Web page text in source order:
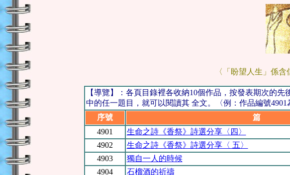
〈「盼望人生」係
【導覽】：各頁目錄裡各收納10個作品，按發表期次的
中的任一題目，就可以閱讀其 全文。〈例：作品編號4901
序號
篇
4901
生命之詩《香祭》詩選分享〈四〉
4902 生命之詩《香祭》詩選分享〈 五〉
4903 獨自一人的時候
4904 石榴酒的祈禱